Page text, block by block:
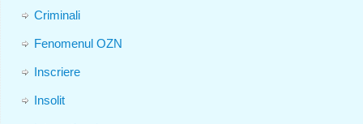
Criminali
Fenomenul OZN
Inscriere
Insolit